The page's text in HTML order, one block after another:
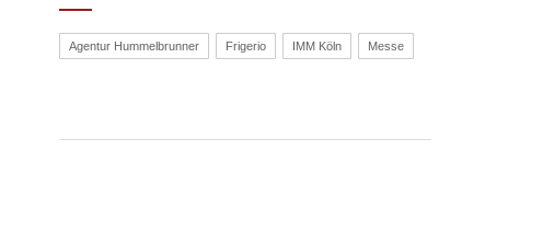
Agentur Hummelbrunner Frigerio IMM Köln Messe